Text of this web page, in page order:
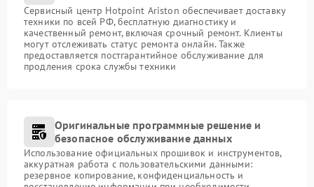
Сервисный центр Hotpoint Ariston обеспечивает доставку
техники по всей РФ, бесплатную диагностику и
качественный ремонт, включая срочный ремонт. Клиенты
могут отслеживать статус ремонта онлайн. Также
предоставляется постгарантийное обслуживание для
продления срока службы техники
Оригинальные программные решение и
безопасное обслуживание данных
Использование официальных прошивок и инструментов,
аккуратная работа с пользовательскими данными:
резервное копирование, конфиденциальность и